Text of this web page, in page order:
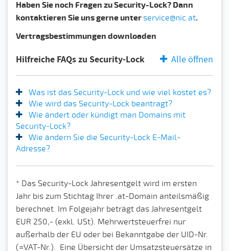
Haben Sie noch Fragen zu Security-Lock? Dann
kontaktieren Sie uns gerne unterservice@nic.at.
Vertragsbestimmungen downloaden
Hilfreiche FAQs zu Security-Lock Alle öffnen
Was ist das Security-Lock und wie viel kostet es?
Wie wird das Security-Lock beantragt?
Wie ändert oder kündigt man Domains mit
Security-Lock?
Wie ändern Sie die Security-Lock E-Mail-
Adresse?
* Das Security-Lock Jahresentgelt wird im ersten
Jahr bis zum Stichtag Ihrer .at-Domain anteilsmäßig
berechnet. Im Folgejahr beträgt das Jahresentgelt
EUR 250,- (exkl. USt). Mehrwertsteuerfrei nur
außerhalb der EU oder bei Bekanntgabe der UID-Nr.
(=VAT-Nr.). Eine Übersicht der Umsatzsteuersätze in